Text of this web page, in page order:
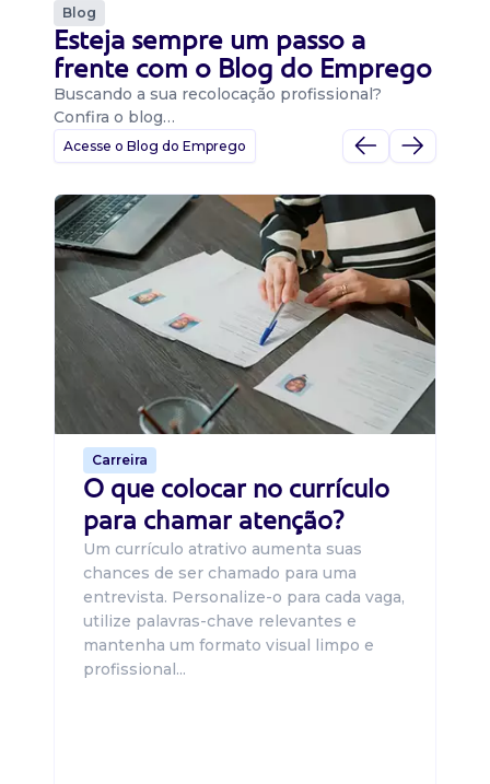
Blog
Esteja sempre um passo a
frente com o Blog do Emprego
Buscando a sua recolocação profissional?
Confira o blog…
Acesse o Blog do Emprego
Carreira
O que colocar no currículo
para chamar atenção?
Um currículo atrativo aumenta suas
chances de ser chamado para uma
entrevista. Personalize-o para cada vaga,
utilize palavras-chave relevantes e
mantenha um formato visual limpo e
profissional...